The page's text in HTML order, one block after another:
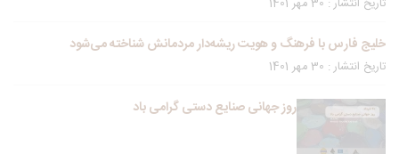
تاریخ انتشار : 30 مهر 1401
خلیج فارس با فرهنگ و هویت ریشه‌دار مردمانش شناخته می‌شود
تاریخ انتشار : 30 مهر 1401
روز جهانی صنایع دستی گرامی باد